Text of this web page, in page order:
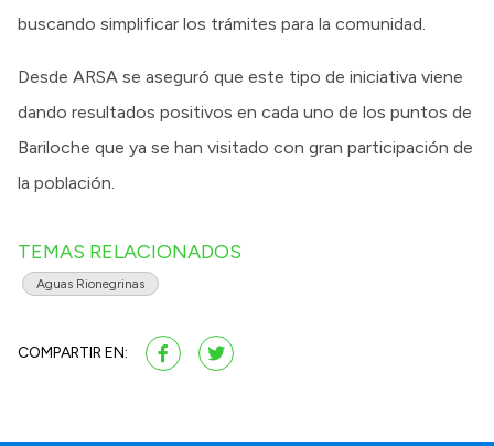
buscando simplificar los trámites para la comunidad.
Desde ARSA se aseguró que este tipo de iniciativa viene
dando resultados positivos en cada uno de los puntos de
Bariloche que ya se han visitado con gran participación de
la población.
TEMAS RELACIONADOS
Aguas Rionegrinas
COMPARTIR EN: